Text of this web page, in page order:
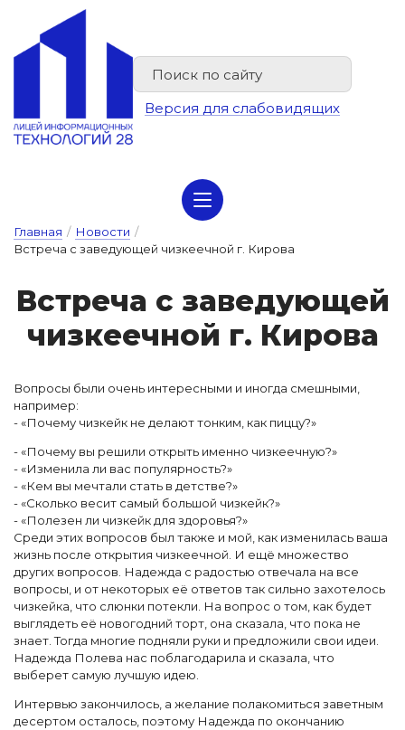
Версия для слабовидящих
Главная / Новости /
Встреча с заведующей чизкеечной г. Кирова
Встре­ча с за­ве­ду­ю­щей
чиз­ке­еч­ной г. Ки­ро­ва
Вопросы были очень интересными и иногда смешными,
например:
- «Почему чизкейк не делают тонким, как пиццу?»
- «Почему вы решили открыть именно чизкеечную?»
- «Изменила ли вас популярность?»
- «Кем вы мечтали стать в детстве?»
- «Сколько весит самый большой чизкейк?»
- «Полезен ли чизкейк для здоровья?»
Среди этих вопросов был также и мой, как изменилась ваша
жизнь после открытия чизкеечной. И ещё множество
других вопросов. Надежда с радостью отвечала на все
вопросы, и от некоторых её ответов так сильно захотелось
чизкейка, что слюнки потекли. На вопрос о том, как будет
выглядеть её новогодний торт, она сказала, что пока не
знает. Тогда многие подняли руки и предложили свои идеи.
Надежда Полева нас поблагодарила и сказала, что
выберет самую лучшую идею.
Интервью закончилось, а желание полакомиться заветным
десертом осталось, поэтому Надежда по окончанию